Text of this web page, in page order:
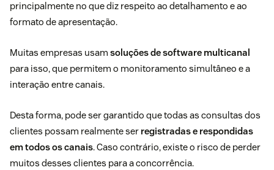
principalmente no que diz respeito ao detalhamento e ao
formato de apresentação.
Muitas empresas usam soluções de software multicanal
para isso, que permitem o monitoramento simultâneo e a
interação entre canais.
Desta forma, pode ser garantido que todas as consultas dos
clientes possam realmente ser registradas e respondidas
em todos os canais. Caso contrário, existe o risco de perder
muitos desses clientes para a concorrência.